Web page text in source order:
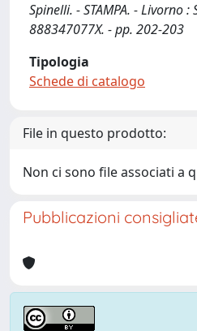
Spinelli. - STAMPA. - Livorno
888347077X. - pp. 202-203
Tipologia
Schede di catalogo
File in questo prodotto:
Non ci sono file associati a
Pubblicazioni